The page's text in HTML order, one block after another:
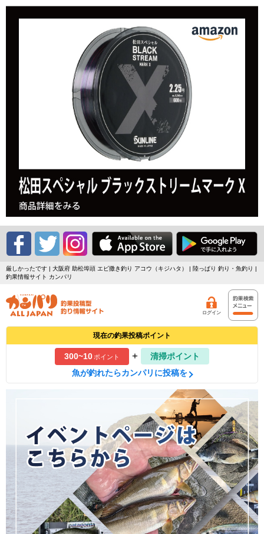
厳しかったです | 大阪府 助松埠頭 エビ撒き釣り アコウ（キジハタ） | 陸っぱり 釣り・魚釣り |
釣果情報サイト カンパリ
ログイン
現在の釣果投稿ポイント
300~10ポイント +
清掃ポイント
魚が釣れたらカンパリに投稿を